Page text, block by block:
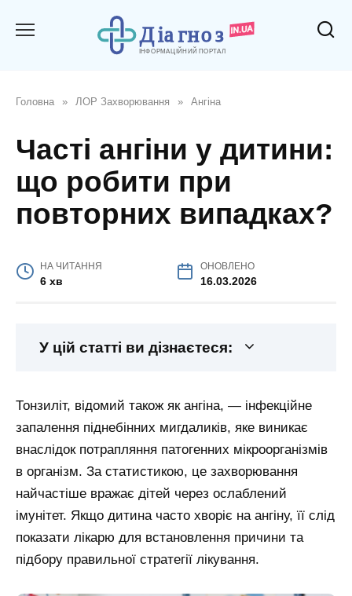
Головна » ЛОР Захворювання » Ангіна
Часті ангіни у дитини:
що робити при
повторних випадках?
НА ЧИТАННЯ
6 хв
ОНОВЛЕНО
16.03.2026
У цій статті ви дізнаєтеся:
Тонзиліт, відомий також як ангіна, — інфекційне
запалення піднебінних мигдаликів, яке виникає
внаслідок потрапляння патогенних мікроорганізмів
в організм. За статистикою, це захворювання
найчастіше вражає дітей через ослаблений
імунітет. Якщо дитина часто хворіє на ангіну, її слід
показати лікарю для встановлення причини та
підбору правильної стратегії лікування.